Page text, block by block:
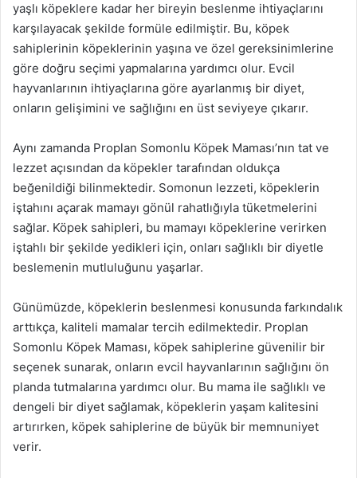
yaşlı köpeklere kadar her bireyin beslenme ihtiyaçlarını
karşılayacak şekilde formüle edilmiştir. Bu, köpek
sahiplerinin köpeklerinin yaşına ve özel gereksinimlerine
göre doğru seçimi yapmalarına yardımcı olur. Evcil
hayvanlarının ihtiyaçlarına göre ayarlanmış bir diyet,
onların gelişimini ve sağlığını en üst seviyeye çıkarır.
Aynı zamanda Proplan Somonlu Köpek Maması’nın tat ve
lezzet açısından da köpekler tarafından oldukça
beğenildiği bilinmektedir. Somonun lezzeti, köpeklerin
iştahını açarak mamayı gönül rahatlığıyla tüketmelerini
sağlar. Köpek sahipleri, bu mamayı köpeklerine verirken
iştahlı bir şekilde yedikleri için, onları sağlıklı bir diyetle
beslemenin mutluluğunu yaşarlar.
Günümüzde, köpeklerin beslenmesi konusunda farkındalık
arttıkça, kaliteli mamalar tercih edilmektedir. Proplan
Somonlu Köpek Maması, köpek sahiplerine güvenilir bir
seçenek sunarak, onların evcil hayvanlarının sağlığını ön
planda tutmalarına yardımcı olur. Bu mama ile sağlıklı ve
dengeli bir diyet sağlamak, köpeklerin yaşam kalitesini
artırırken, köpek sahiplerine de büyük bir memnuniyet
verir.